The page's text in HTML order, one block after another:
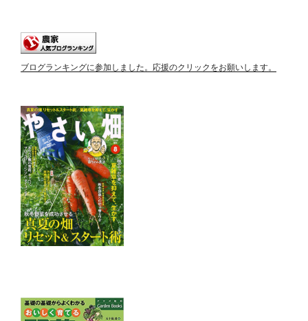
ブログランキングに参加しました。応援のクリックをお願いします。